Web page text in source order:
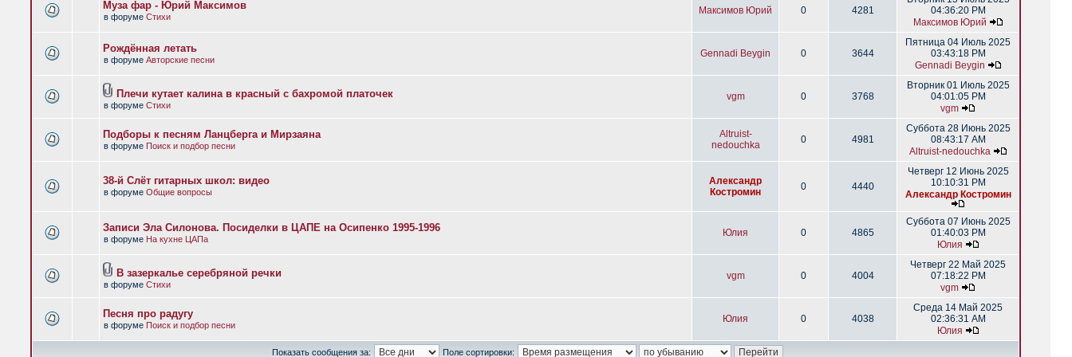
Муза фар - Юрий Максимов
в форуме Стихи
Максимов Юрий 0 4281
04:36:20 PM
Максимов Юрий
Рождённая летать
в форуме Авторские песни
Gennadi Beygin 0 3644
Пятница 04 Июль 2025
03:43:18 PM
Gennadi Beygin
Плечи кутает калина в красный с бахромой платочек
в форуме Стихи
vgm 0 3768
Вторник 01 Июль 2025
04:01:05 PM
vgm
Подборы к песням Ланцберга и Мирзаяна
в форуме Поиск и подбор песни
Altruist-
nedouchka
0 4981
Суббота 28 Июнь 2025
08:43:17 AM
Altruist-nedouchka
38-й Слёт гитарных школ: видео
в форуме Общие вопросы
Александр
Костромин
0 4440
Четверг 12 Июнь 2025
10:10:31 PM
Александр Костромин
Записи Эла Силонова. Посиделки в ЦАПЕ на Осипенко 1995-1996
в форуме На кухне ЦАПа
Юлия 0 4865
Суббота 07 Июнь 2025
01:40:03 PM
Юлия
В зазеркалье серебряной речки
в форуме Стихи
vgm 0 4004
Четверг 22 Май 2025
07:18:22 PM
vgm
Песня про радугу
в форуме Поиск и подбор песни
Юлия 0 4038
Среда 14 Май 2025
02:36:31 AM
Юлия
Показать сообщения за: Поле сортировки: